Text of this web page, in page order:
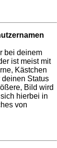
bei deinem
ist meist mit
Kästchen
Status
Bild wird
hierbei in
von